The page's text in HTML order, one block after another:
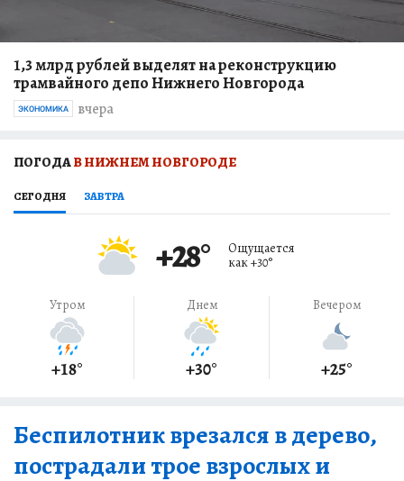
1,3 млрд рублей выделят на реконструкцию
трамвайного депо Нижнего Новгорода
вчера
ЭКОНОМИКА
Беспилотник врезался в дерево,
пострадали трое взрослых и
ПОГОДАВ НИЖНЕМ НОВГОРОДЕ
СЕГОДНЯ ЗАВТРА
+28°
Ощущается
как+30°
Утром
+18°
Днем
+30°
Вечером
+25°